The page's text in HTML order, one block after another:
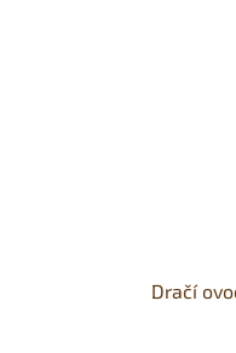
Dračí